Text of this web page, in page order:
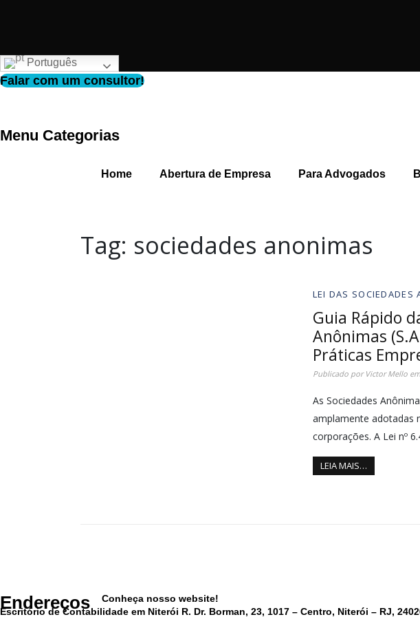
Português
Falar com um consultor!
Menu Categorias
Home Abertura de Empresa Para Advogados
Tag: sociedades anonimas
LEI DAS SOCIEDADES
Guia Rápido
Anônimas
Práticas
Publicado por Victor Mello
As Sociedades
amplamente adotadas
corporações. A Lei nº
LEIA MAIS…
Endereços
Escritório de Contabilidade em Niterói R. Dr. Borman, 23, 1017 – Centro, Niterói – RJ,
Conheça nosso website!